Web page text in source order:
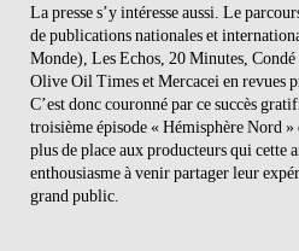
La presse s’y intéresse aussi. Le
de publications nationales et
Monde), Les Echos, 20 Minutes,
Olive Oil Times et Mercacei en revues
C’est donc couronné par ce succès
troisième épisode « Hémisphère Nord
plus de place aux producteurs qui cette
enthousiasme à venir partager leur
grand public.